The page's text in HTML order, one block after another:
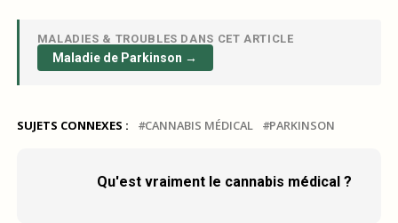
MALADIES & TROUBLES DANS CET ARTICLE
Maladie de Parkinson →
SUJETS CONNEXES : CANNABIS MÉDICAL PARKINSON
Qu'est vraiment le cannabis médical ?